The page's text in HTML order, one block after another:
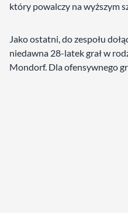
który powalczy na wyższym
Jako ostatni, do zespołu
niedawna 28-latek grał w
Mondorf. Dla ofensywnego